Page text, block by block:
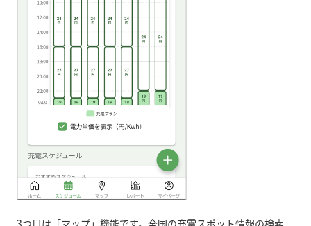
3つ目は「マップ」機能です。全国の充電スポット情報の検索